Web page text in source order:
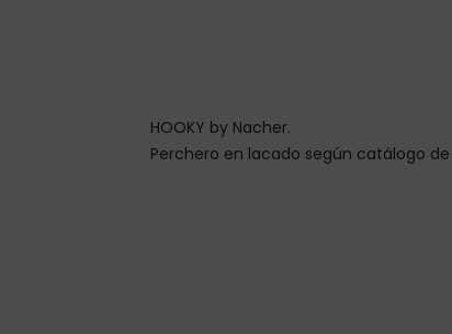
HOOKY by Nacher.
Perchero en lacado según catálogo